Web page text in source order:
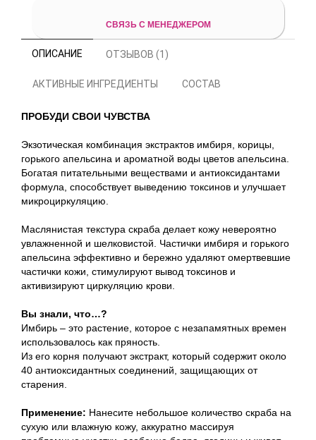
СВЯЗЬ С МЕНЕДЖЕРОМ
ОПИСАНИЕ ОТЗЫВОВ (1)
АКТИВНЫЕ ИНГРЕДИЕНТЫ СОСТАВ
ПРОБУДИ СВОИ ЧУВСТВА
Экзотическая комбинация экстрактов имбиря, корицы,
горького апельсина и ароматной воды цветов апельсина.
Богатая питательными веществами и антиоксидантами
формула, способствует выведению токсинов и улучшает
микроциркуляцию.
Маслянистая текстура скраба делает кожу невероятно
увлажненной и шелковистой. Частички имбиря и горького
апельсина эффективно и бережно удаляют омертвевшие
частички кожи, стимулируют вывод токсинов и
активизируют циркуляцию крови.
Вы знали, что…?
Имбирь – это растение, которое с незапамятных времен
использовалось как пряность.
Из его корня получают экстракт, который содержит около
40 антиоксидантных соединений, защищающих от
старения.
Применение: Нанесите небольшое количество скраба на
сухую или влажную кожу, аккуратно массируя